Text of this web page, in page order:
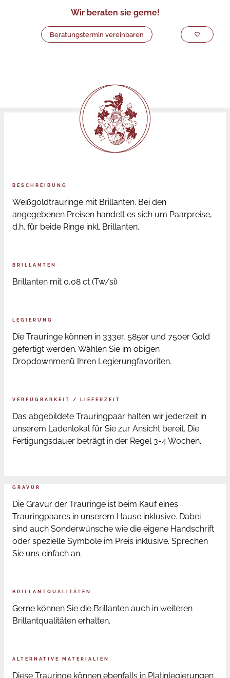
Wir beraten sie gerne!
Beratungstermin vereinbaren
BESCHREIBUNG
Weißgoldtrauringe mit Brillanten. Bei den
angegebenen Preisen handelt es sich um Paarpreise,
d.h. für beide Ringe inkl. Brillanten.
BRILLANTEN
Brillanten mit 0,08 ct (Tw/si)
LEGIERUNG
Die Trauringe können in 333er, 585er und 750er Gold
gefertigt werden. Wählen Sie im obigen
Dropdownmenü Ihren Legierungfavoriten.
VERFÜGBARKEIT / LIEFERZEIT
Das abgebildete Trauringpaar halten wir jederzeit in
unserem Ladenlokal für Sie zur Ansicht bereit. Die
Fertigungsdauer beträgt in der Regel 3-4 Wochen.
GRAVUR
Die Gravur der Trauringe ist beim Kauf eines
Trauringpaares in unserem Hause inklusive. Dabei
sind auch Sonderwünsche wie die eigene Handschrift
oder spezielle Symbole im Preis inklusive. Sprechen
Sie uns einfach an.
BRILLANTQUALITÄTEN
Gerne können Sie die Brillanten auch in weiteren
Brillantqualitäten erhalten.
ALTERNATIVE MATERIALIEN
Diese Trauringe können ebenfalls in Platinlegierungen